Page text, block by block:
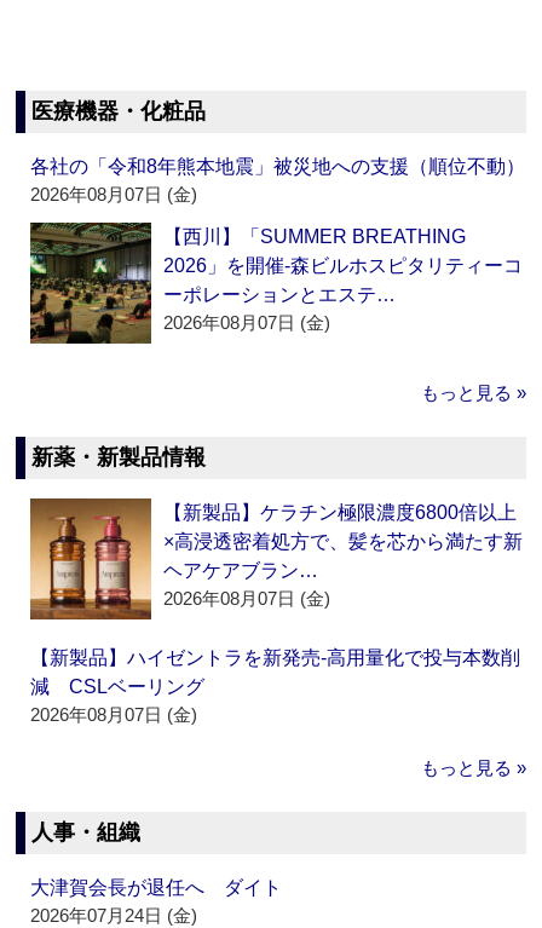
医療機器・化粧品
各社の「令和8年熊本地震」被災地への支援（順位不動）
2026年08月07日 (金)
【西川】「SUMMER BREATHING
2026」を開催‐森ビルホスピタリティーコ
ーポレーションとエステ…
2026年08月07日 (金)
もっと見る »
新薬・新製品情報
【新製品】ケラチン極限濃度6800倍以上
×高浸透密着処方で、髪を芯から満たす新
ヘアケアブラン…
2026年08月07日 (金)
【新製品】ハイゼントラを新発売‐高用量化で投与本数削
減 CSLベーリング
2026年08月07日 (金)
もっと見る »
人事・組織
大津賀会長が退任へ ダイト
2026年07月24日 (金)